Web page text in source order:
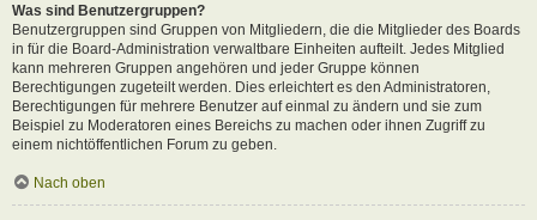
Was sind Benutzergruppen?
Benutzergruppen sind Gruppen von Mitgliedern, die die Mitglieder des Boards
in für die Board-Administration verwaltbare Einheiten aufteilt. Jedes Mitglied
kann mehreren Gruppen angehören und jeder Gruppe können
Berechtigungen zugeteilt werden. Dies erleichtert es den Administratoren,
Berechtigungen für mehrere Benutzer auf einmal zu ändern und sie zum
Beispiel zu Moderatoren eines Bereichs zu machen oder ihnen Zugriff zu
einem nichtöffentlichen Forum zu geben.
Nach oben